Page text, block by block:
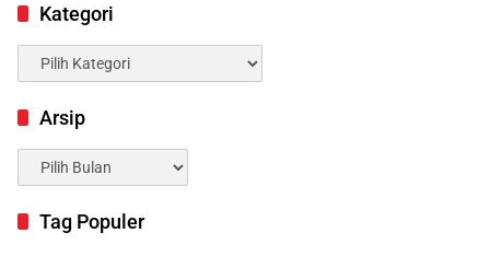
Kategori
Kategori
Arsip
Arsip
Tag Populer